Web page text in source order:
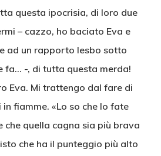
questa ipocrisia, di loro due
– cazzo, ho baciato Eva e
ad un rapporto lesbo sotto
fa… -, di tutta questa merda!
Eva. Mi trattengo dal fare di
fiamme. «Lo so che lo fate
che quella cagna sia più brava
che ha il punteggio più alto